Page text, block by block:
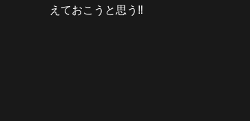
えておこうと思う‼️